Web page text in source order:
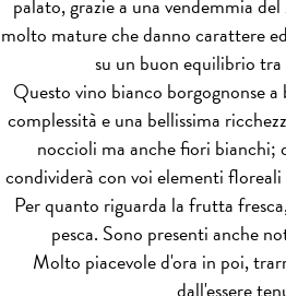
palato, grazie a una vendemmia
molto mature che danno carattere
su un buon equilibrio
Questo vino bianco borgognonse
complessità e una bellissima
noccioli ma anche fiori bianchi;
condividerà con voi elementi
Per quanto riguarda la frutta
pesca. Sono presenti anche
Molto piacevole d'ora in poi,